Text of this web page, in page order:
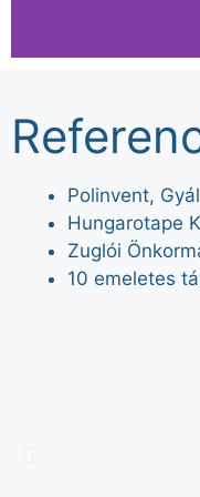
Polinvent, Gyál
Hungarotape
Zuglói
10 emeletes